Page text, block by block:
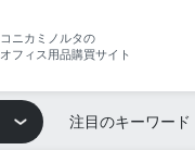
コニカミノルタの
オフィス用品購買サイト
注目のキーワード